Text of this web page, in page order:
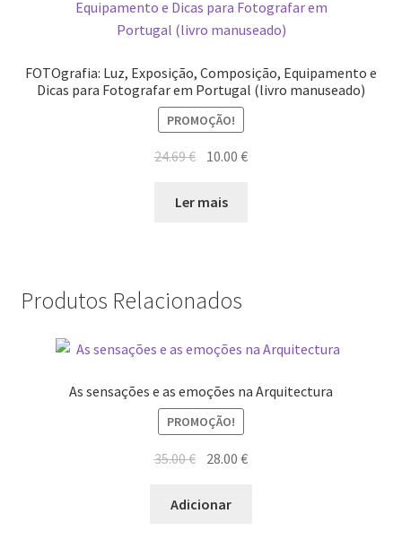
FOTOgrafia: Luz, Exposição, Composição, Equipamento e
Dicas para Fotografar em Portugal (livro manuseado)
PROMOÇÃO!
24.69€
original
10.00€O
Ler mais
Produtos Relacionados
As sensações e as emoções na Arquitectura
PROMOÇÃO!
35.00€
original
28.00€O
Adicionar